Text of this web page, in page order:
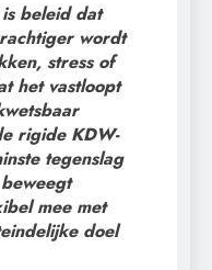
beleid dat
wordt
stress of
het vastloopt
rigide KDW-
tegenslag
mee met
doel